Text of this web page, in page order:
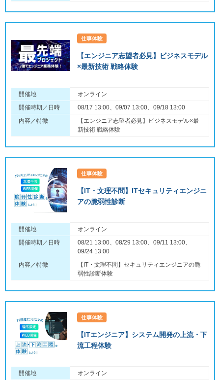
仕事体験
【エンジニア志望者必見】ビジネスモデル
×最新技術 戦略体験
開催地
オンライン
開催時期／日時
08/17 13:00、09/07 13:00、09/18 13:00
内容／特徴
【エンジニア志望者必見】ビジネスモデル×最
新技術 戦略体験
仕事体験
【IT・文理不問】ITセキュリティエンジニ
アの脆弱性診断
開催地
オンライン
開催時期／日時
08/21 13:00、08/29 13:00、09/11 13:00、
09/24 13:00
内容／特徴
【IT・文理不問】セキュリティエンジニアの脆
弱性診断体験
仕事体験
【ITエンジニア】システム開発の上流・下
流工程体験
開催地
オンライン